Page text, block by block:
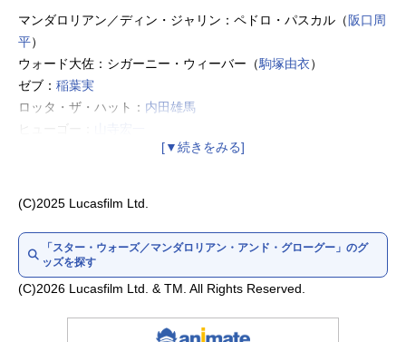
マンダロリアン／ディン・ジャリン：ペドロ・パスカル（ 阪口周
平）
ウォード大佐：シガーニー・ウィーバー（駒塚由衣）
ゼブ： 稲葉実
ロッタ・ザ・ハット： 内田雄馬
(C)2025 Lucasfilm Ltd.
「スター・ウォーズ／マンダロリアン・アンド・グローグー」のグ
ッズを探す
(C)2026 Lucasfilm Ltd. & TM. All Rights Reserved.